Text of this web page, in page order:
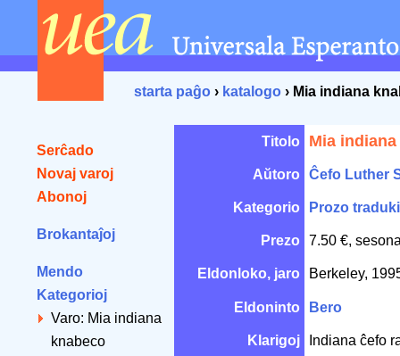
starta paĝo › katalogo › Mia indiana
Serĉado
Novaj varoj
Abonoj
Brokantaĵoj
Mendo
Kategorioj
Varo: Mia indiana
knabeco
Titolo Mia
Aŭtoro Ĉefo Luther
Kategorio Prozo
Prezo 7.50 €,
Eldonloko, jaro Berkeley,
Eldoninto Bero
Klarigoj Indiana ĉefo